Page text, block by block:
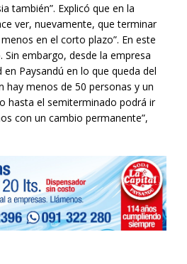
también”. Explicó que en la
ver, nuevamente, que terminar
en el corto plazo”. En este
embargo, desde la empresa
Paysandú en lo que queda del
hay menos de 50 personas y un
hasta el semiterminado podrá ir
con un cambio permanente”,